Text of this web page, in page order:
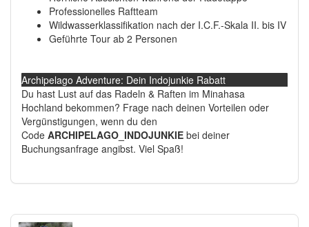
Professionelles Raftteam
Wildwasserklassifikation nach der I.C.F.-Skala II. bis IV
Geführte Tour ab 2 Personen
Archipelago Adventure: Dein Indojunkie Rabatt
Du hast Lust auf das Radeln & Raften im Minahasa
Hochland bekommen? Frage nach deinen Vorteilen oder
Vergünstigungen, wenn du den
Code ARCHIPELAGO_INDOJUNKIE bei deiner
Buchungsanfrage angibst. Viel Spaß!